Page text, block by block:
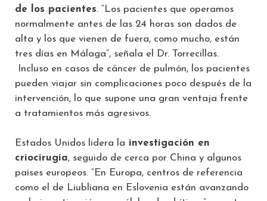
de los pacientes. “Los pacientes que operamos
normalmente antes de las 24 horas son dados de
alta y los que vienen de fuera, como mucho, están
tres días en Málaga”, señala el Dr. Torrecillas.
Incluso en casos de cáncer de pulmón, los pacientes
pueden viajar sin complicaciones poco después de la
intervención, lo que supone una gran ventaja frente
a tratamientos más agresivos.
Estados Unidos lidera la investigación en
criocirugía, seguido de cerca por China y algunos
países europeos. “En Europa, centros de referencia
como el de Liubliana en Eslovenia están avanzando